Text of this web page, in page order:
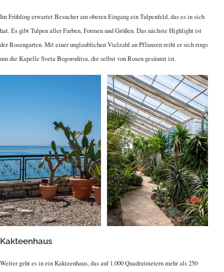
Im Frühling erwartet Besucher am oberen Eingang ein Tulpenfeld, das es in sich
hat. Es gibt Tulpen aller Farben, Formen und Größen. Das nächste Highlight ist
der Rosengarten. Mit einer unglaublichen Vielzahl an Pflanzen reiht er sich rings
um die Kapelle Sveta Bogoroditsa, die selbst von Rosen gesäumt ist.
Kakteenhaus
Weiter geht es in ein Kakteenhaus, das auf 1.000 Quadratmetern mehr als 250